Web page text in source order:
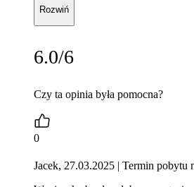
Rozwiń
6.0/6
Czy ta opinia była pomocna?
0
Jacek, 27.03.2025 | Termin pobytu